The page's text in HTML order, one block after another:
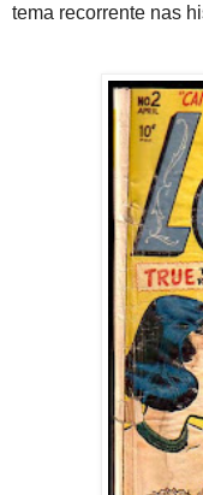
tema recorrente nas